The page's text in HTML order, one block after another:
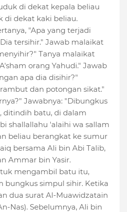
di dekat kepala beliau
di dekat kaki beliau.
"Apa yang terjadi
tersihir." Jawab malaikat
Tanya malaikat
orang Yahudi." Jawab
apa dia disihir?"
dan potongan sikat."
Jawabnya: "Dibungkus
ditindih batu, di dalam
shallallahu 'alaihi wa sallam
beliau berangkat ke sumur
bersama Ali bin Abi Talib,
Ammar bin Yasir.
mengambil batu itu,
bungkus simpul sihir. Ketika
dua surat Al-Muawidzatain
Nas). Sebelumnya, Ali bin